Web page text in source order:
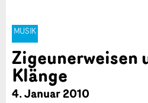
MUSIK
Zigeunerweisen
Klänge
4. Januar 2010